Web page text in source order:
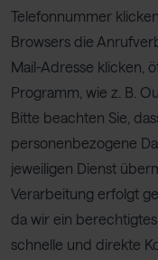
Telefonnummer
Browsers die
Mail-Adresse klicken,
Programm, wie z. B.
Bitte beachten Sie,
personenbezogene
jeweiligen Dienst
Verarbeitung erfolgt
da wir ein
schnelle und direkte